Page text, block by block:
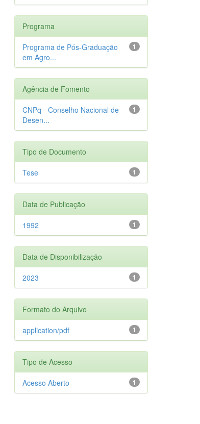
Programa
1
Programa de Pós-Graduação
em Agro...
Agência de Fomento
1
CNPq - Conselho Nacional de
Desen...
Tipo de Documento
1
Tese
Data de Publicação
1
1992
Data de Disponibilização
1
2023
Formato do Arquivo
1
application/pdf
Tipo de Acesso
1
Acesso Aberto